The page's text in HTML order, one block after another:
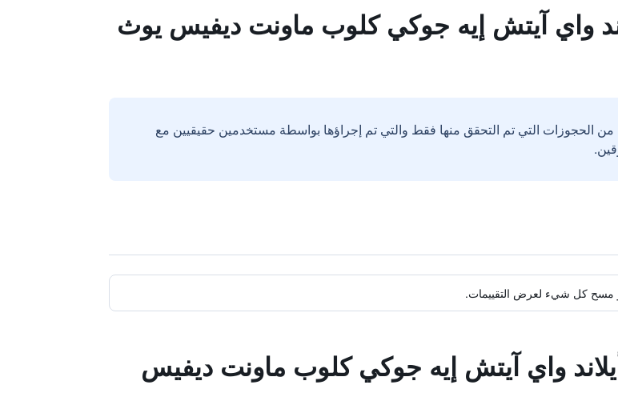
واي آيتش إيه جوكي كلوب ماونت ديفيس يوث
الحجوزات التي تم التحقق منها فقط والتي تم إجراؤها بواسطة مستخدمين حقيقيين مع
أو مسح كل شيء لعرض التقييمات.
واي آيتش إيه جوكي كلوب ماونت ديفيس